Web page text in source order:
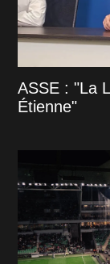
ASSE : "La
Étienne"